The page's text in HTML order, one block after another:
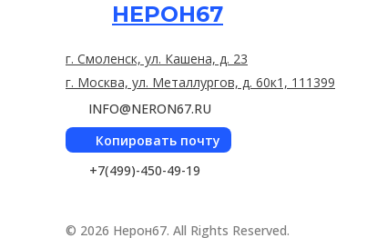
НЕРОН67
INFO@NERON67.RU
+7(499)-450-49-19
© 2026 Нерон67. All Rights Reserved.
Копировать почту
г. Смоленск, ул. Кашена, д. 23
г. Москва, ул. Металлургов, д. 60к1, 111399